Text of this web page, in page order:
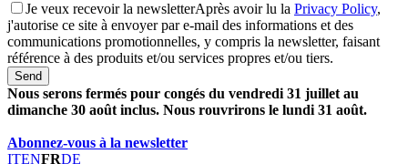
Je veux recevoir la newsletterAprès avoir lu la Privacy Policy,
j'autorise ce site à envoyer par e-mail des informations et des
communications promotionnelles, y compris la newsletter, faisant
référence à des produits et/ou services propres et/ou tiers.
Send
Nous serons fermés pour congés du vendredi 31 juillet au
dimanche 30 août inclus. Nous rouvrirons le lundi 31 août.
Abonnez-vous à la newsletter
ITENFRDE